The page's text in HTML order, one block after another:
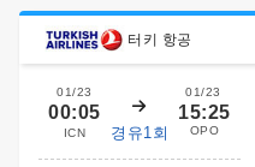
터키 항공
01/23
00:05
ICN 경유1회
01/23
15:25
OPO